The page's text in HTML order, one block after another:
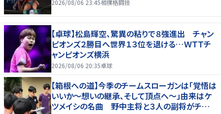
2026/08/06 23:45相撲格闘技
【卓球】松島輝空、驚異の粘りで８強進出 チャン
ピオンズ２勝目へ世界１３位を退ける…ＷＴＴチ
ャンピオンズ横浜
2026/08/06 20:35卓球
【箱根への道】今季のチームスローガンは「覚悟は
いいか～想いの継承、そして頂点へ～」由来はケ
ツメイシの名曲 野中主将と３人の副将がチーム